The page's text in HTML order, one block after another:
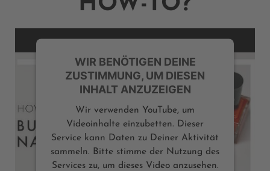
HOW-TO?
WIR BENÖTIGEN DEINE
ZUSTIMMUNG, UM DIESEN
INHALT ANZUZEIGEN
Wir verwenden YouTube, um
Videoinhalte einzubetten. Dieser
Service kann Daten zu Deiner Aktivität
sammeln. Bitte stimme der Nutzung des
Services zu, um dieses Video anzusehen.